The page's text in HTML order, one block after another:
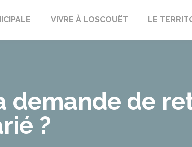
Meu VIVRE À LOSCOUËT LE
demande de
?